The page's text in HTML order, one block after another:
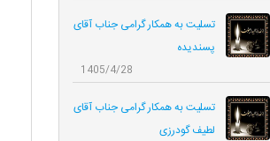
تسلیت به همکار گرامی جناب آقای
پسندیده
1405/4/28
تسلیت به همکار گرامی جناب آقای
لطیف گودرزی